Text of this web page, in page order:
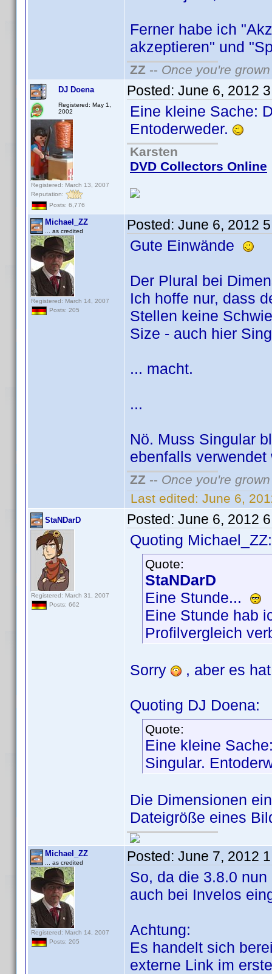
Ferner habe ich
akzeptieren" und
ZZ -- Once you're
DJ Doena
Registered: May 1,
2002
Registered: March 13, 2007
Reputation:
Posts: 6,776
Posted: June 6, 2012
Eine kleine Sache:
Entoderweder.
Karsten
DVD Collectors Online
Michael_ZZ
... as credited
Registered: March 14, 2007
Posts: 205
Posted: June 6, 2012
Gute Einwände
Der Plural bei
Ich hoffe nur, dass
Stellen keine
Size - auch hier
... macht.
...
Nö. Muss Singular
ebenfalls verwendet
ZZ -- Once you're
Last edited: June 6,
StaNDarD
Registered: March 31, 2007
Posts: 662
Posted: June 6, 2012
Quoting Michael_ZZ:
Quote:
StaNDarD
Eine Stunde...
Eine Stunde hab
Profilvergleich
Sorry , aber es
Quoting DJ Doena:
Quote:
Eine kleine
Singular.
Die Dimensionen
Dateigröße eines
Michael_ZZ
... as credited
Registered: March 14, 2007
Posts: 205
Posted: June 7, 2012
So, da die 3.8.0
auch bei Invelos
Achtung:
Es handelt sich
externe Link im